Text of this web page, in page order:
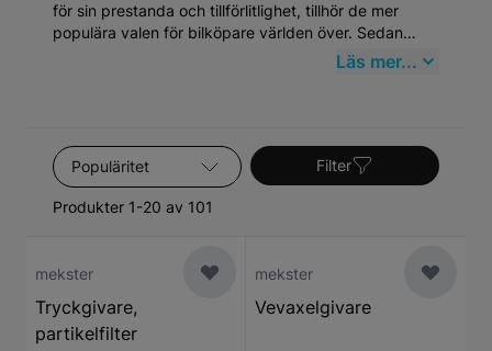
för sin prestanda och tillförlitlighet, tillhör de mer
populära valen för bilköpare världen över. Sedan
dess introduktion har Volvo V50 etablerat sig som en
tillbaka till 1927 och V50 är en lysande representation
av märkets evolution.
Läs mer...
Sortera efter
Produkter 1-20 av 101
Filter
mekster
Tryckgivare,
partikelfilter
mekster
Vevaxelgivare